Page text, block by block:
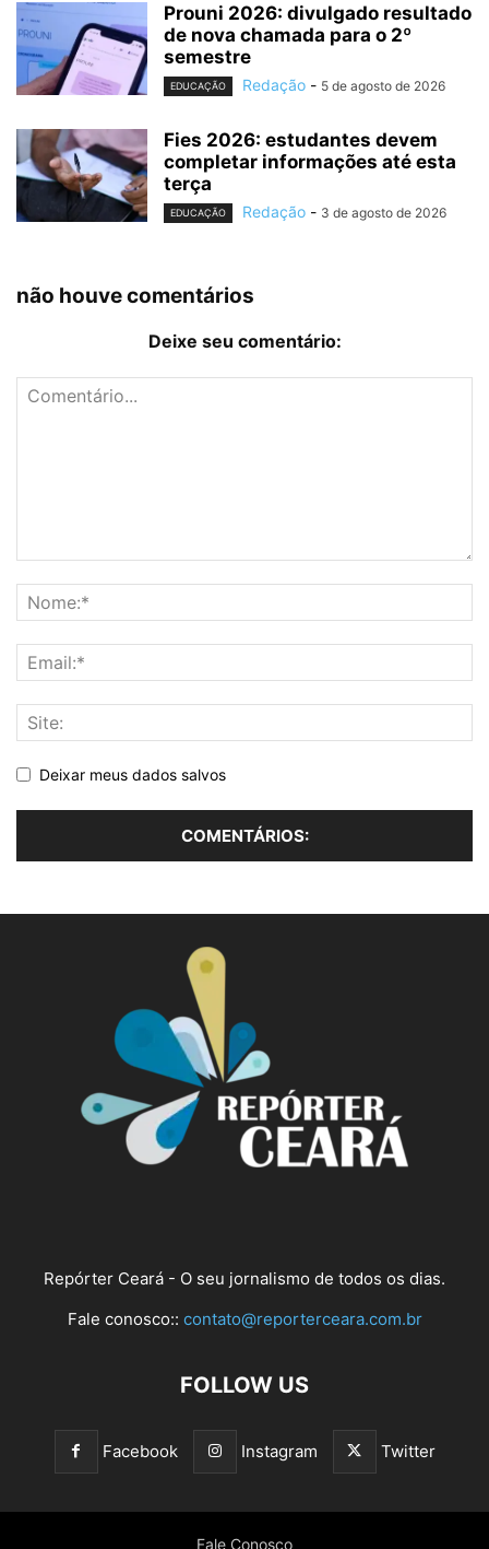
Prouni 2026: divulgado resultado
de nova chamada para o 2º
semestre
EDUCAÇÃO Redação - 5 de agosto de 2026
Fies 2026: estudantes devem
completar informações até esta
terça
EDUCAÇÃO Redação - 3 de agosto de 2026
não houve comentários
Deixe seu comentário:
Deixar meus dados salvos
Repórter Ceará - O seu jornalismo de todos os dias.
Fale conosco:: contato@reporterceara.com.br
FOLLOW US
Facebook Instagram Twitter
Fale Conosco